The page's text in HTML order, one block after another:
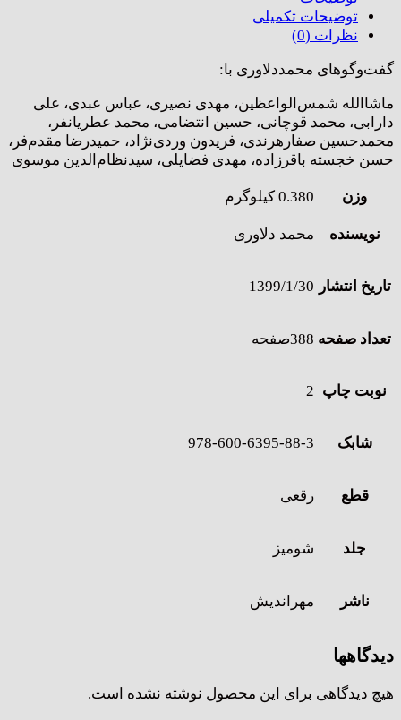
توضیحات تکمیلی
نظرات (0)
گفت‌وگوهای محمددلاوری با:
ماشاالله شمس‌الواعظین، مهدی نصیری، عباس عبدی، علی
دارابی، محمد قوچانی، حسین انتضامی، محمد عطریانفر،
محمدحسین صفارهرندی، فریدون وردی‌نژاد، حمیدرضا مقدم‌فر،
حسن خجسته باقرزاده، مهدی فضایلی، سیدنظام‌الدین موسوی
وزن 0.380 کیلوگرم
نویسنده محمد دلاوری
تاریخ انتشار 1399/1/30
تعداد صفحه 388صفحه
نوبت چاپ 2
شابک 978-600-6395-88-3
قطع رقعی
جلد شومیز
ناشر مهراندیش
دیدگاهها
هیچ دیدگاهی برای این محصول نوشته نشده است.